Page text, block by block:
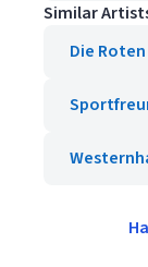
Similar
Die